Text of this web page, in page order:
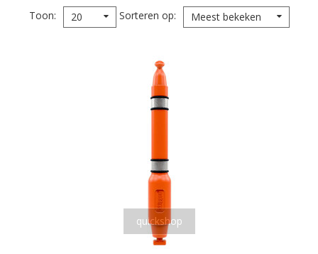
Toon 20 Sorteren op Meest bekeken
quickshop